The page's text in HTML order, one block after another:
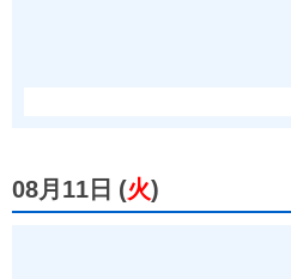
08月11日 (火)